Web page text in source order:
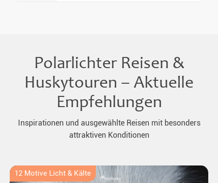
Polarlichter Reisen &
Huskytouren – Aktuelle
Empfehlungen
Inspirationen und ausgewählte Reisen mit besonders
attraktiven Konditionen
12 Motive Licht & Kälte